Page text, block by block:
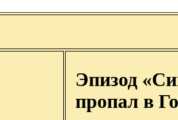
Эпизод
пропал в